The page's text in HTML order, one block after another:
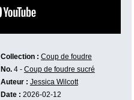
Collection : Coup de foudre
No.4 - Coup de foudre sucré
Auteur : Jessica Wilcott
Date : 2026-02-12